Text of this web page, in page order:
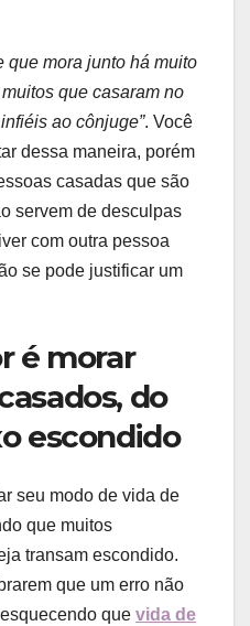
que mora junto há muito
que casaram no
ao cônjuge”. Você
dessa maneira, porém
casadas que são
servem de desculpas
com outra pessoa
se pode justificar um
é morar
do
escondido
seu modo de vida de
que muitos
transam escondido.
que um erro não
que vida de